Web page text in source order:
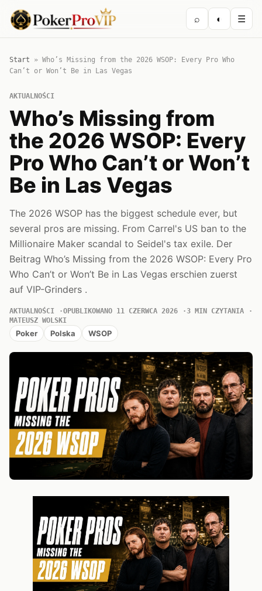
⌕ ◐ ☰
Start » Who’s Missing from the 2026 WSOP: Every Pro Who
Can’t or Won’t Be in Las Vegas
AKTUALNOŚCI
Who’s Missing from
the 2026 WSOP: Every
Pro Who Can’t or Won’t
Be in Las Vegas
The 2026 WSOP has the biggest schedule ever, but
several pros are missing. From Carrel's US ban to the
Millionaire Maker scandal to Seidel's tax exile. Der
Beitrag Who’s Missing from the 2026 WSOP: Every Pro
Who Can’t or Won’t Be in Las Vegas erschien zuerst
auf VIP-Grinders .
AKTUALNOŚCI OPUBLIKOWANO 11 CZERWCA 2026
3 MIN CZYTANIA
MATEUSZ WOLSKI
Poker Polska WSOP